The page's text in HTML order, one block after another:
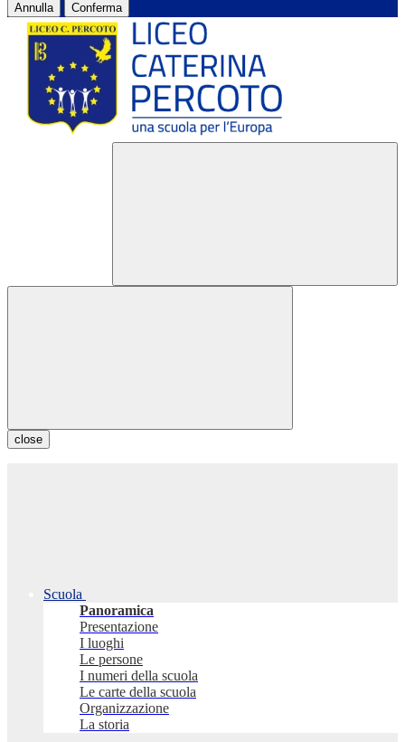
Annulla Conferma
close
Scuola
Panoramica
Presentazione
I luoghi
Le persone
I numeri della scuola
Le carte della scuola
Organizzazione
La storia